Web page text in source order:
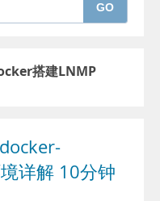
GO
搭建LNMP
详解 10分钟